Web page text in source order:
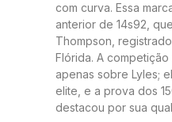
com curva. Essa
anterior de 14s92,
Thompson,
Flórida. A
apenas sobre Lyles;
elite, e a prova dos
destacou por sua